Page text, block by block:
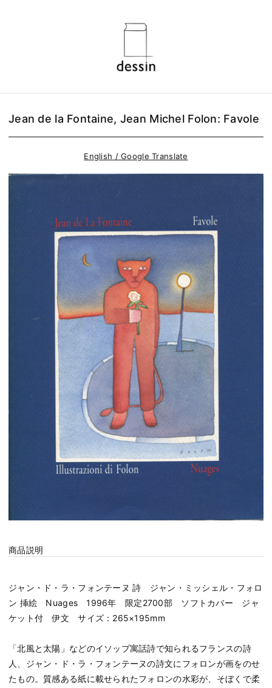
Jean de la Fontaine, Jean Michel Folon: Favole
English / Google Translate
商品説明
ジャン・ド・ラ・フォンテーヌ 詩 ジャン・ミッシェル・フォロ
ン 挿絵 Nuages 1996年 限定2700部 ソフトカバー ジャ
ケット付 伊文 サイズ：265×195mm
「北風と太陽」などのイソップ寓話詩で知られるフランスの詩
人、ジャン・ド・ラ・フォンテーヌの詩文にフォロンが画をのせ
たもの。質感ある紙に載せられたフォロンの水彩が、そぼくで柔